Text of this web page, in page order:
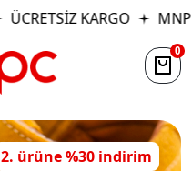
ÜCRETSİZ KARGO
0
2. ürüne %30 indirim